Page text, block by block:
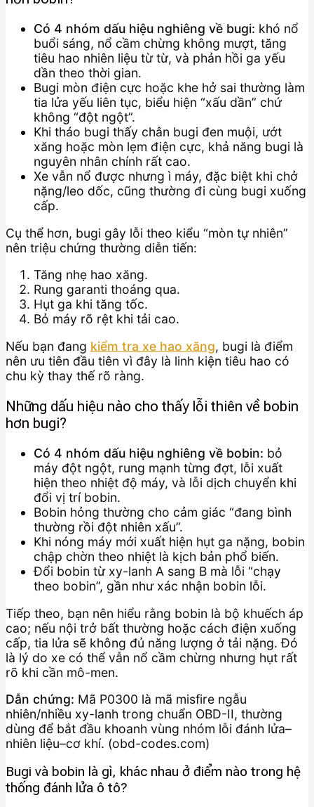
Có 4 nhóm dấu hiệu nghiêng về bugi: khó nổ
buổi sáng, nổ cầm chừng không mượt, tăng
tiêu hao nhiên liệu từ từ, và phản hồi ga yếu
dần theo thời gian.
Bugi mòn điện cực hoặc khe hở sai thường làm
tia lửa yếu liên tục, biểu hiện “xấu dần” chứ
không “đột ngột”.
Khi tháo bugi thấy chân bugi đen muội, ướt
xăng hoặc mòn lẹm điện cực, khả năng bugi là
nguyên nhân chính rất cao.
Xe vẫn nổ được nhưng ì máy, đặc biệt khi chở
nặng/leo dốc, cũng thường đi cùng bugi xuống
cấp.
Cụ thể hơn, bugi gây lỗi theo kiểu “mòn tự nhiên”
nên triệu chứng thường diễn tiến:
Tăng nhẹ hao xăng.
Rung garanti thoáng qua.
Hụt ga khi tăng tốc.
Bỏ máy rõ rệt khi tải cao.
Nếu bạn đang kiểm tra xe hao xăng, bugi là điểm
nên ưu tiên đầu tiên vì đây là linh kiện tiêu hao có
chu kỳ thay thế rõ ràng.
Những dấu hiệu nào cho thấy lỗi thiên về bobin
hơn bugi?
Có 4 nhóm dấu hiệu nghiêng về bobin: bỏ
máy đột ngột, rung mạnh từng đợt, lỗi xuất
hiện theo nhiệt độ máy, và lỗi dịch chuyển khi
đổi vị trí bobin.
Bobin hỏng thường cho cảm giác “đang bình
thường rồi đột nhiên xấu”.
Khi nóng máy mới xuất hiện hụt ga nặng, bobin
chập chờn theo nhiệt là kịch bản phổ biến.
Đổi bobin từ xy-lanh A sang B mà lỗi “chạy
theo bobin”, gần như xác nhận bobin lỗi.
Tiếp theo, bạn nên hiểu rằng bobin là bộ khuếch áp
cao; nếu nội trở bất thường hoặc cách điện xuống
cấp, tia lửa sẽ không đủ năng lượng ở tải nặng. Đó
là lý do xe có thể vẫn nổ cầm chừng nhưng hụt rất
rõ khi cần mô-men.
Dẫn chứng: Mã P0300 là mã misfire ngẫu
nhiên/nhiều xy-lanh trong chuẩn OBD-II, thường
dùng để bắt đầu khoanh vùng nhóm lỗi đánh lửa–
nhiên liệu–cơ khí. (obd-codes.com)
Bugi và bobin là gì, khác nhau ở điểm nào trong hệ
thống đánh lửa ô tô?